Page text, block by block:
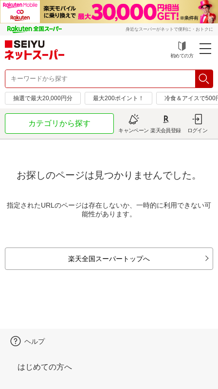
身近なスーパーがネットで便利に・おトクに
初めての方
抽選で最大20,000円分 最大200ポイント！ 冷食＆アイスで500
カテゴリから探す
キャンペーン 楽天会員登録 ログイン
お探しのページは見つかりませんでした。
指定されたURLのページは存在しないか、一時的に利用できない可
能性があります。
楽天全国スーパートップへ
ヘルプ
はじめての方へ